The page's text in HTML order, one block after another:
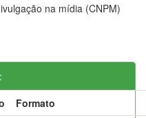
na mídia (CNPM)
Formato